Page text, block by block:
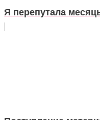
Я перепутала